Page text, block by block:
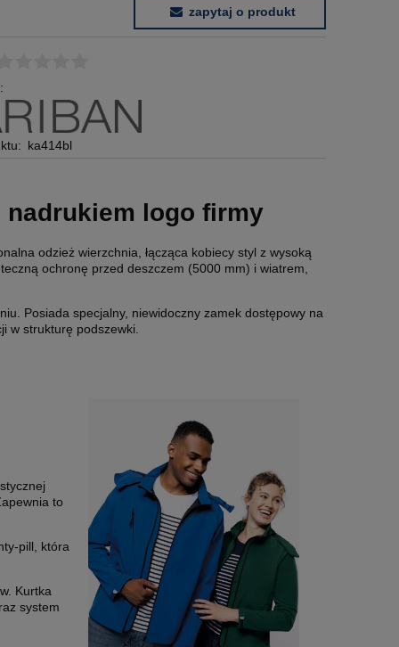
zapytaj o produkt
ka414bl
nadrukiem logo firmy
odzież wierzchnia, łącząca kobiecy styl z wysoką
ochronę przed deszczem (5000 mm) i wiatrem,
Posiada specjalny, niewidoczny zamek dostępowy na
w strukturę podszewki.
to
pill, która
Kurtka
system